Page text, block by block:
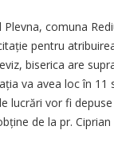
comuna
pentru
biserica are
va avea loc în 11
lucrări vor fi
de la pr.